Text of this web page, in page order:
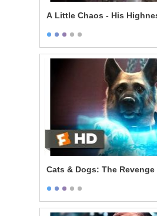
A Little Chaos - His
Cats & Dogs: The